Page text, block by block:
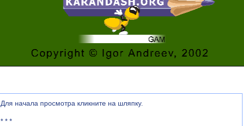
Для начала просмотра кликните на шляпку.
* * *